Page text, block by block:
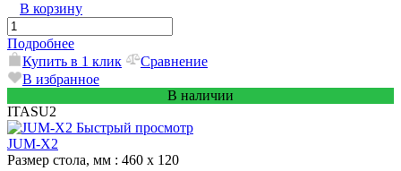
В корзину
Подробнее
Купить в 1 клик
Сравнение
В избранное
В наличии
ITASU2
Быстрый просмотр
JUM-X2
Размер стола, мм : 460 x 120